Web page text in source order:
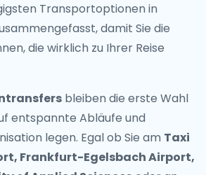
Transportoptionen in
damit Sie die
die wirklich zu Ihrer Reise
bleiben die erste Wahl
entspannte Abläufe und
legen. Egal ob Sie am Taxi
Frankfurt-Egelsbach Airport,